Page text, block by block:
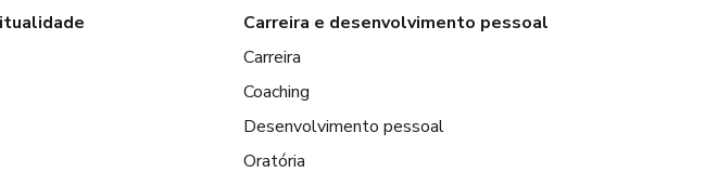
Carreira e desenvolvimento pessoal
Carreira
Coaching
Desenvolvimento pessoal
Oratória